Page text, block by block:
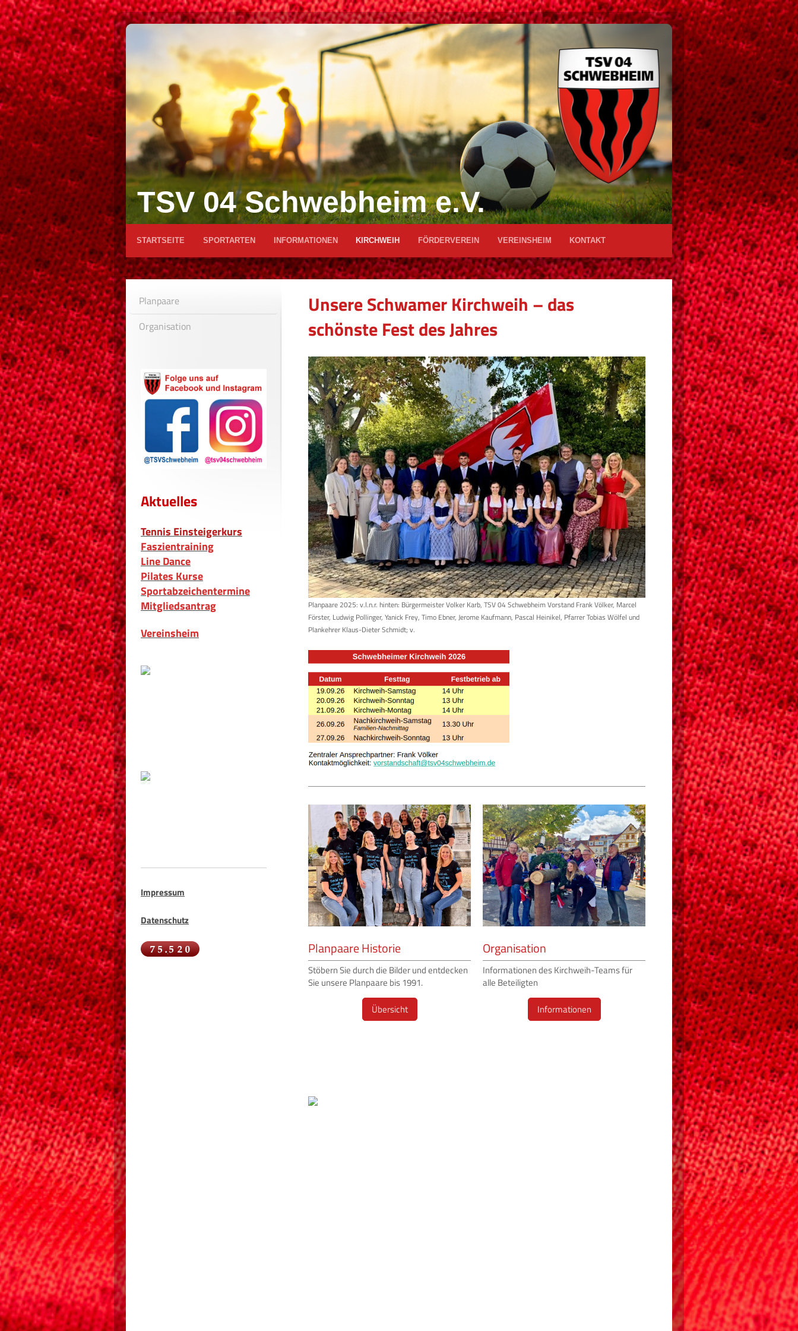
TSV 04 Schwebheim e.V.
STARTSEITE SPORTARTEN INFORMATIONEN KIRCHWEIH FÖRDERVEREIN VEREINSHEIM KONTAKT
Unsere Schwamer Kirchweih – das
schönste Fest des Jahres
Planpaare 2025: v.l.n.r. hinten: Bürgermeister Volker Karb, TSV 04 Schwebheim Vorstand Frank Völker, Marcel
Förster, Ludwig Pollinger, Yanick Frey, Timo Ebner, Jerome Kaufmann, Pascal Heinikel, Pfarrer Tobias Wölfel und
Plankehrer Klaus-Dieter Schmidt; v.
Planpaare Historie
Stöbern Sie durch die Bilder und entdecken
Sie unsere Planpaare bis 1991.
Übersicht
Organisation
Informationen des Kirchweih-Teams für
alle Beteiligten
Informationen
Planpaare
Organisation
Aktuelles
Tennis Einsteigerkurs
Faszientraining
Line Dance
Pilates Kurse
Sportabzeichentermine
Mitgliedsantrag
Vereinsheim
Impressum
Datenschutz